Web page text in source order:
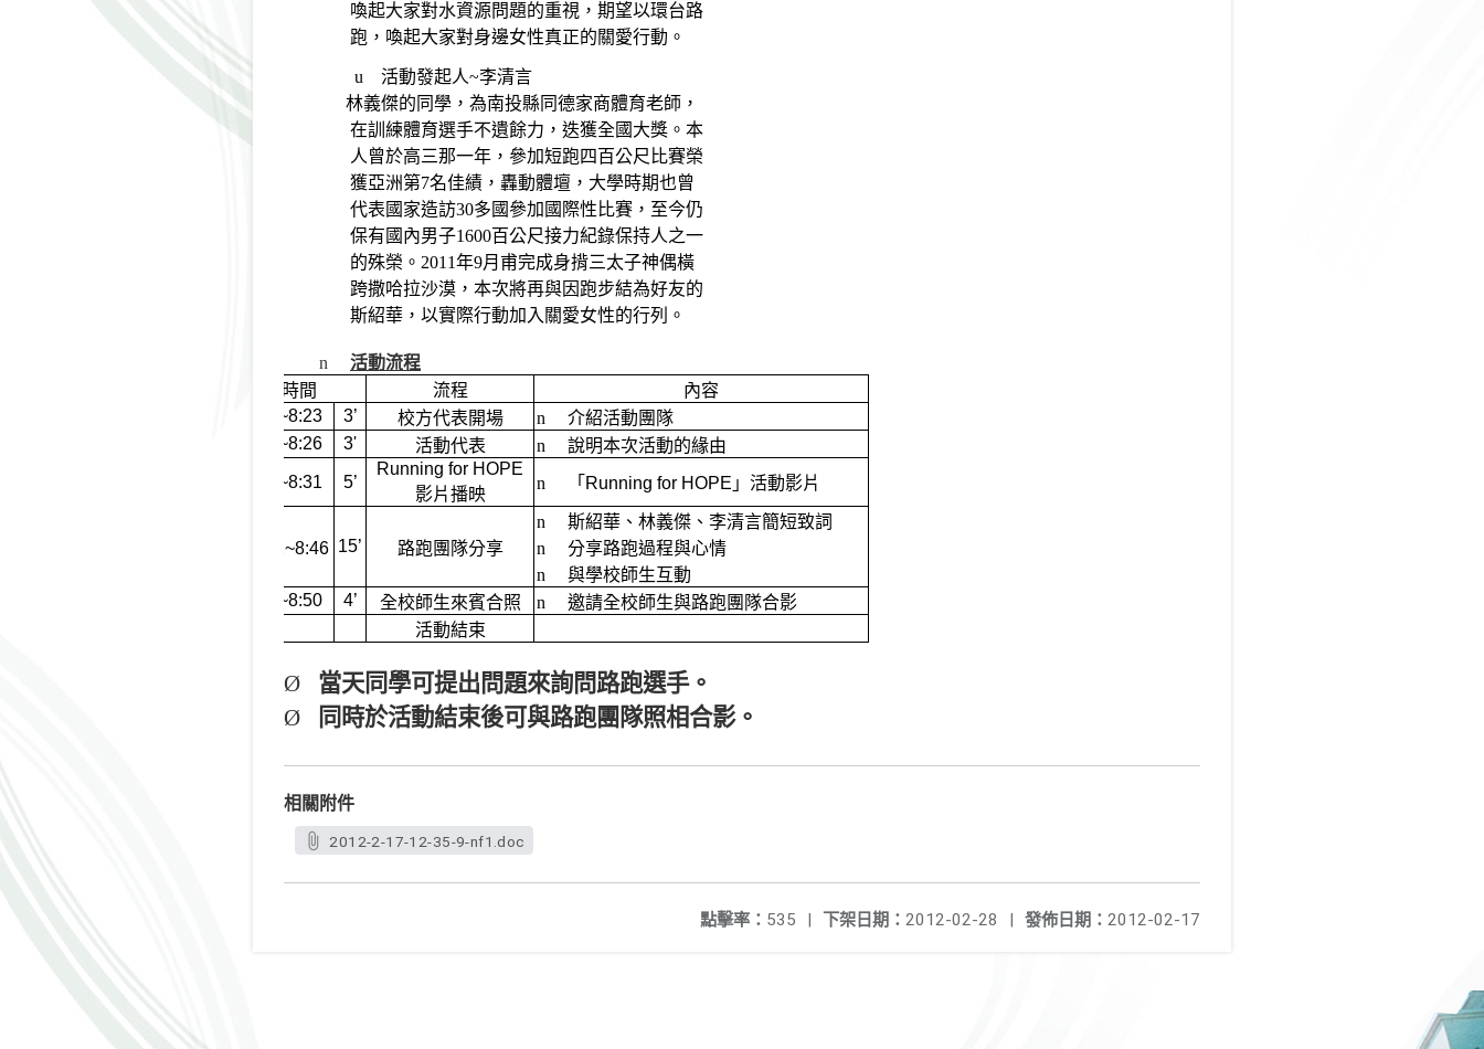
喚起大家對水資源問題的重視，期望以環台路
跑，喚起大家對身邊女性真正的關愛行動。
u
活動發起人~李清言
林義傑的同學，為南投縣同德家商體育老師，
在訓練體育選手不遺餘力，迭獲全國大獎。本
人曾於高三那一年，參加短跑四百公尺比賽榮
獲亞洲第7名佳績，轟動體壇，大學時期也曾
代表國家造訪30多國參加國際性比賽，至今仍
保有國內男子1600百公尺接力紀錄保持人之一
的殊榮。2011年9月甫完成身揹三太子神偶橫
跨撒哈拉沙漠，本次將再與因跑步結為好友的
斯紹華，以實際行動加入關愛女性的行列。
n
活動流程
時間
流程
內容
8:20~8:23
3’ 校方代表開場 n
介紹活動團隊
8:23~8:26
3' 活動代表 n
說明本次活動的緣由
8:26~8:31
5’
Running for HOPE
影片播映
n 「 Running for HOPE 」活動影片
31~8:46 15’ 路跑團隊分享
n
斯紹華、林義傑、李清言簡短致詞
n
分享路跑過程與心情
n
與學校師生互動
8:46~8:50
4’ 全校師生來賓合照 n
邀請全校師生與路跑團隊合影
活動結束
Ø
當天同學可提出問題來詢問路跑選手。
Ø
同時於活動結束後可與路跑團隊照相合影。
相關附件
2012-2-17-12-35-9-nf1.doc
發佈日期： 2012-02-17
下架日期： 2012-02-28 |
點擊率： 535 |